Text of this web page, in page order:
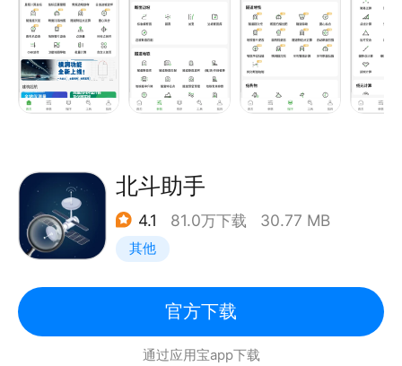
可以建立多条线路，相互独立，快捷切换。
支持断链，包括长链、短链。
支持交点法和线元法两种平曲线输入方式，支持各种线
形的线路，如匝道、卵形曲线、回头曲线、S形曲线。
竖曲线不但支持变坡点，同时支持折线点，适用性更
标准横断面采取板块概念，每个板块有独立的超高、加
宽，适用性强。超高、加宽有多种渐变方式：线性、三
隧道断面和边坡断面支持直接导入CAD断面图，减去
编辑断面的复杂和烦恼。
北斗助手
4.1 81.0万下载 30.77 MB
其他
官方下载
通过应用宝app下载